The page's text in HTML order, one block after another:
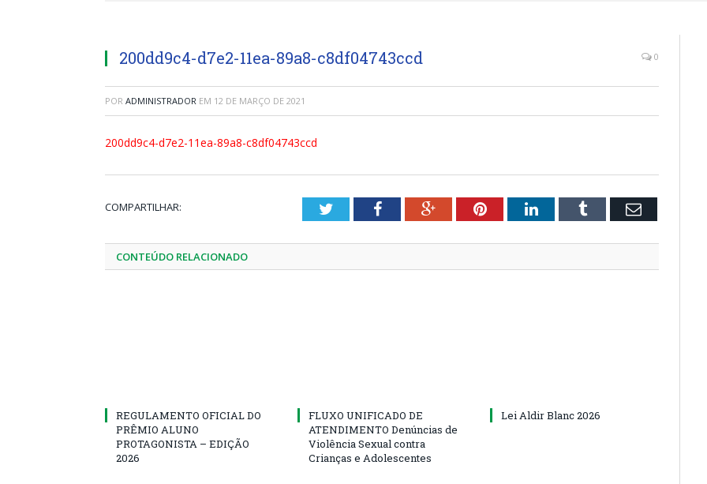
200dd9c4-d7e2-11ea-89a8-c8df04743ccd 0
POR ADMINISTRADOR EM 12 DE MARÇO DE 2021
200dd9c4-d7e2-11ea-89a8-c8df04743ccd
COMPARTILHAR: TwitterFacebookGoogle+PinterestLinkedInTumblr Email
CONTEÚDO RELACIONADO
REGULAMENTO OFICIAL DO
PRÊMIO ALUNO
PROTAGONISTA – EDIÇÃO
2026
FLUXO UNIFICADO DE
ATENDIMENTO Denúncias de
Violência Sexual contra
Crianças e Adolescentes
Lei Aldir Blanc 2026